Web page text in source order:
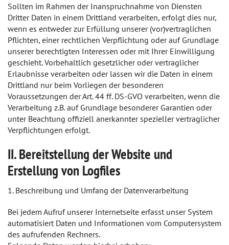
Sollten im Rahmen der Inanspruchnahme von Diensten
Dritter Daten in einem Drittland verarbeiten, erfolgt dies nur,
wenn es entweder zur Erfüllung unserer (vor)vertraglichen
Pflichten, einer rechtlichen Verpflichtung oder auf Grundlage
unserer berechtigten Interessen oder mit Ihrer Einwilligung
geschieht. Vorbehaltlich gesetzlicher oder vertraglicher
Erlaubnisse verarbeiten oder lassen wir die Daten in einem
Drittland nur beim Vorliegen der besonderen
Voraussetzungen der Art. 44 ff. DS-GVO verarbeiten, wenn die
Verarbeitung z.B. auf Grundlage besonderer Garantien oder
unter Beachtung offiziell anerkannter spezieller vertraglicher
Verpflichtungen erfolgt.
II. Bereitstellung der Website und
Erstellung von Logfiles
1. Beschreibung und Umfang der Datenverarbeitung
Bei jedem Aufruf unserer Internetseite erfasst unser System
automatisiert Daten und Informationen vom Computersystem
des aufrufenden Rechners.